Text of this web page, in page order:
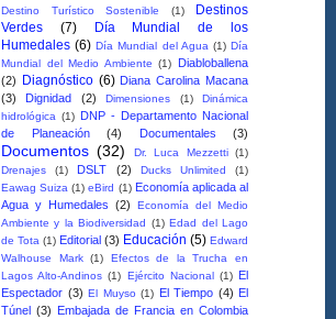
Destino Turístico Sostenible
(1)
Destinos
Verdes
(7)
Día Mundial de los
Humedales (6) Día Mundial del Agua (1) Día
Mundial del Medio Ambiente (1)
Diabloballena
(2)
Diagnóstico (6) Diana Carolina Macana
(3)
Dignidad (2) Dimensiones (1)
Dinámica
hidrológica (1) DNP - Departamento Nacional
de Planeación
(4) Documentales (3)
Documentos (32) Dr. Luca Mezzetti (1)
Drenajes
(1) DSLT (2) Ducks Unlimited
(1)
Eawag Suiza (1) eBird (1) Economía aplicada al
Agua y Humedales (2)
Economía del Medio
Ambiente y la Biodiversidad (1) Edad del Lago
de Tota (1) Editorial (3) Educación (5) Edward
Walhouse Mark (1)
Efectos de la Trucha en
Lagos Alto-Andinos (1) Ejército Nacional (1) El
Espectador (3) El Muyso (1) El Tiempo (4) El
Túnel (3) Embajada de Francia en Colombia